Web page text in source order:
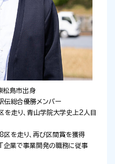
松島市出身
総合優勝メンバー
走り、青山学院大学史上2人目
を走り、再び区間賞を獲得
企業で事業開発の職務に従事